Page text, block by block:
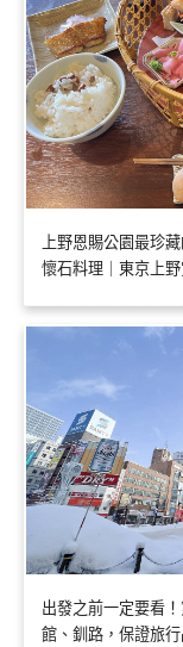
上野恩賜公園最珍
懷石料理｜東京上
出發之前一定要看
館、釧路，保證旅